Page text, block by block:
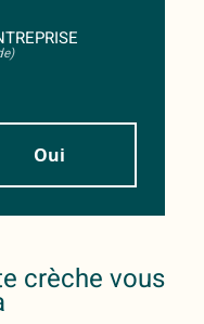
Oui
crèche vous